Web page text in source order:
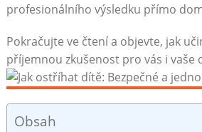
profesionálního výsledku přímo
Pokračujte ve čtení a objevte, jak
příjemnou zkušenost pro vás i vaše
Obsah